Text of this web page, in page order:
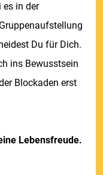
es in der
Du für Dich.
ins Bewusstsein
Blockaden erst
Lebensfreude.